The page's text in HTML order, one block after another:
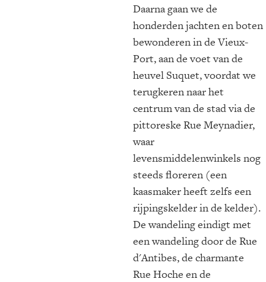
Daarna gaan we de
honderden jachten en boten
bewonderen in de Vieux-
Port, aan de voet van de
heuvel Suquet, voordat we
terugkeren naar het
centrum van de stad via de
pittoreske Rue Meynadier,
waar
levensmiddelenwinkels nog
steeds floreren (een
kaasmaker heeft zelfs een
rijpingskelder in de kelder).
De wandeling eindigt met
een wandeling door de Rue
d'Antibes, de charmante
Rue Hoche en de